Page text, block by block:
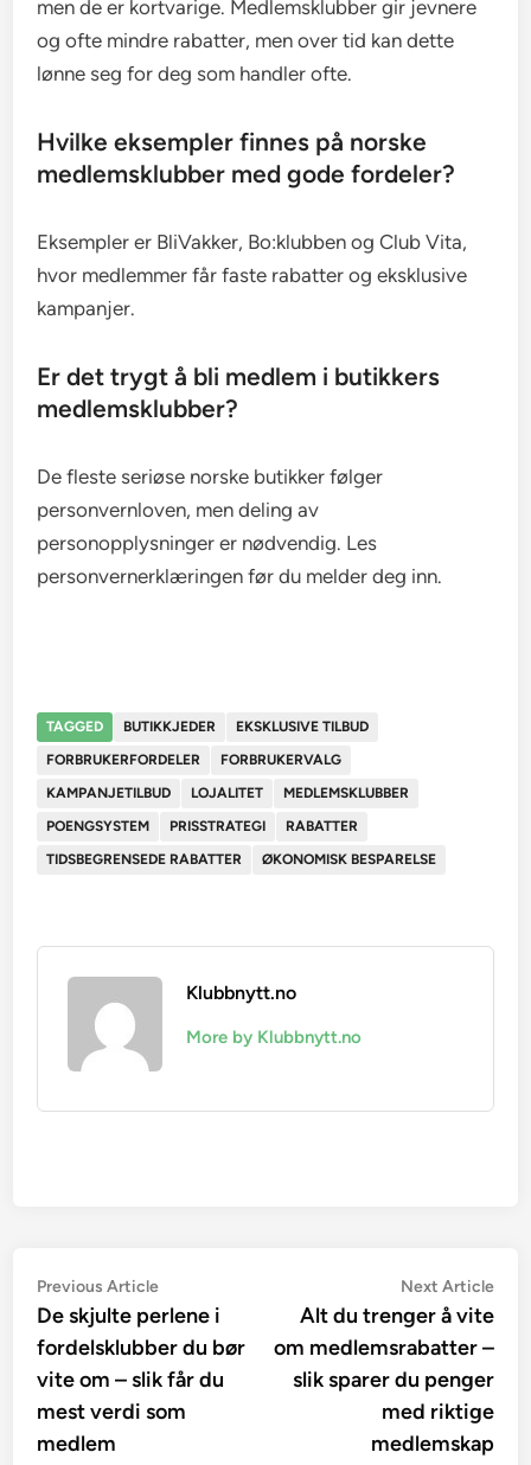
men de er kortvarige. Medlemsklubber gir jevnere
og ofte mindre rabatter, men over tid kan dette
lønne seg for deg som handler ofte.
Hvilke eksempler finnes på norske
medlemsklubber med gode fordeler?
Eksempler er BliVakker, Bo:klubben og Club Vita,
hvor medlemmer får faste rabatter og eksklusive
kampanjer.
Er det trygt å bli medlem i butikkers
medlemsklubber?
De fleste seriøse norske butikker følger
personvernloven, men deling av
personopplysninger er nødvendig. Les
personvernerklæringen før du melder deg inn.
TAGGED BUTIKKJEDER
EKSKLUSIVE TILBUD
FORBRUKERFORDELER
FORBRUKERVALG
KAMPANJETILBUD
LOJALITET
MEDLEMSKLUBBER
POENGSYSTEM
PRISSTRATEGI
RABATTER
TIDSBEGRENSEDE RABATTER
ØKONOMISK BESPARELSE
Klubbnytt.no
More by Klubbnytt.no
Innleggsnavigasjon
Previous ArticlePrevious
article:
De skjulte perlene i
fordelsklubber du bør
vite om – slik får du
mest verdi som
medlem
Next Article
Alt du trenger å vite
om medlemsrabatter –
slik sparer du penger
med riktige
medlemskap